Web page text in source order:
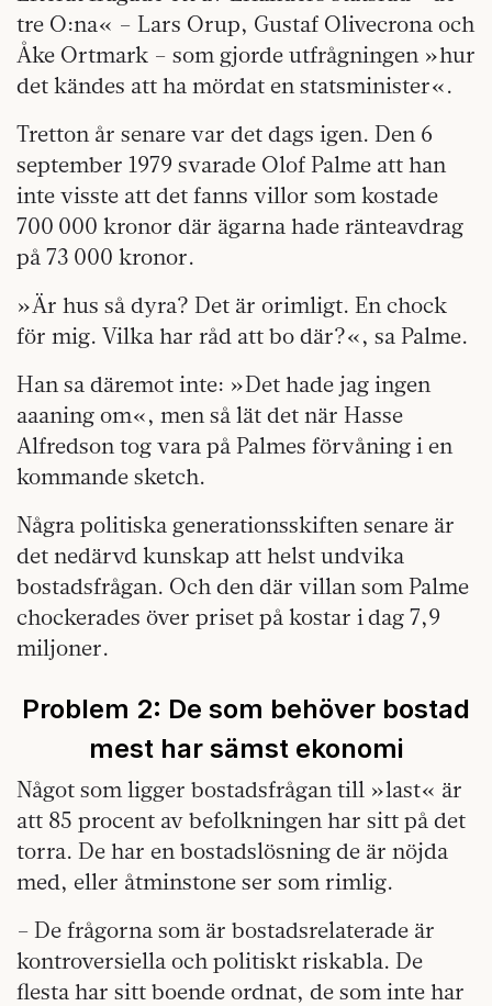
tre O:na« – Lars Orup, Gustaf Olivecrona och
Åke Ortmark – som gjorde utfrågningen »hur
det kändes att ha mördat en statsminister«.
Tretton år senare var det dags igen. Den 6
september 1979 svarade Olof Palme att han
inte visste att det fanns villor som kostade
700 000 kronor där ägarna hade ränteavdrag
på 73 000 kronor.
»Är hus så dyra? Det är orimligt. En chock
för mig. Vilka har råd att bo där?«, sa Palme.
Han sa däremot inte: »Det hade jag ingen
aaaning om«, men så lät det när Hasse
Alfredson tog vara på Palmes förvåning i en
kommande sketch.
Några politiska generationsskiften senare är
det nedärvd kunskap att helst undvika
bostadsfrågan. Och den där villan som Palme
chockerades över priset på kostar i dag 7,9
miljoner.
Problem 2: De som behöver bostad
mest har sämst ekonomi
Något som ligger bostadsfrågan till »last« är
att 85 procent av befolkningen har sitt på det
torra. De har en bostadslösning de är nöjda
med, eller åtminstone ser som rimlig.
– De frågorna som är bostadsrelaterade är
kontroversiella och politiskt riskabla. De
flesta har sitt boende ordnat, de som inte har